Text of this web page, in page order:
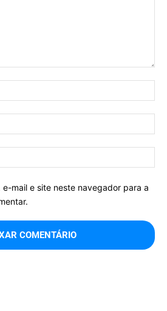
e-mail e site neste navegador para a